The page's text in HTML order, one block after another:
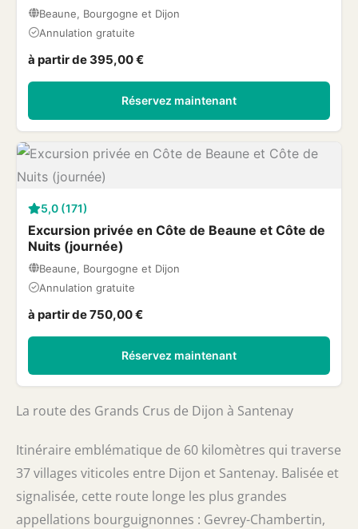
Beaune, Bourgogne et Dijon
Annulation gratuite
à partir de 395,00 €
Réservez maintenant
5,0 (171)
Excursion privée en Côte de Beaune et Côte de
Nuits (journée)
Beaune, Bourgogne et Dijon
Annulation gratuite
à partir de 750,00 €
Réservez maintenant
La route des Grands Crus de Dijon à Santenay
Itinéraire emblématique de 60 kilomètres qui traverse
37 villages viticoles entre Dijon et Santenay. Balisée et
signalisée, cette route longe les plus grandes
appellations bourguignonnes : Gevrey-Chambertin,